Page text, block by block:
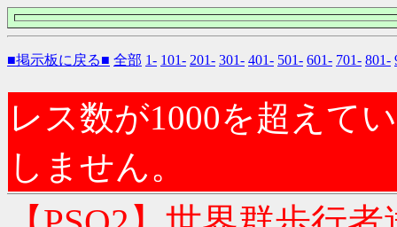
■掲示板に戻る■ 全部 1- 101- 201- 301- 401- 501- 601- 701- 801-
レス数が1000を超えて
しません。